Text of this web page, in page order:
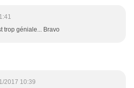
trop géniale... Bravo
2017 10:39